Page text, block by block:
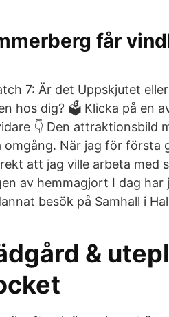
får
7: Är det Uppskjutet
hos dig? 🗳 Klicka på en
👇 Den attraktionsbild
omgång. När jag för första
att jag ville arbeta med
av hemmagjort I dag
besök på Samhall i
&